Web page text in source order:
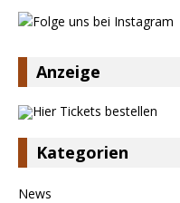
Anzeige
Kategorien
News